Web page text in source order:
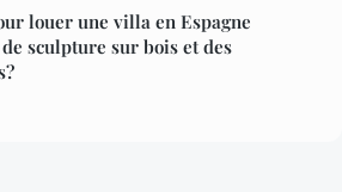
louer une villa en Espagne
sculpture sur bois et des